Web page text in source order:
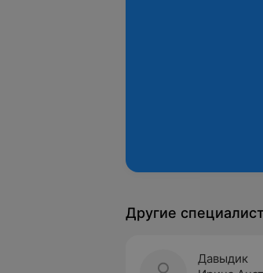
Другие
Давыдик